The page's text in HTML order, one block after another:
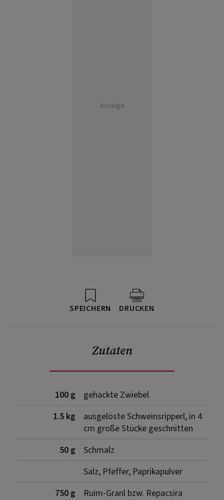
Anzeige
SPEICHERN DRUCKEN
Zutaten
100 g
gehackte Zwiebel
1.5 kg
ausgelöste Schweinsripperl, in 4
cm große Stücke geschnitten
50 g
Schmalz
Salz, Pfeffer, Paprikapulver
750 g
Ruim-Granl bzw. Repacsira